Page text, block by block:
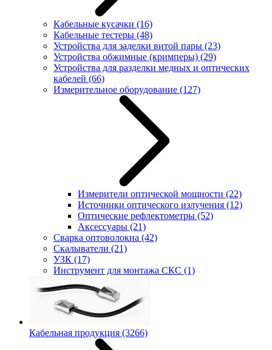
Кабельные кусачки (16)
Кабельные тестеры (48)
Устройства для заделки витой пары (23)
Устройства обжимные (кримперы) (29)
Устройства для разделки медных и оптических
кабелей (66)
Измерительное оборудование (127)
Измерители оптической мощности (22)
Источники оптического излучения (12)
Оптические рефлектометры (52)
Аксессуары (21)
Сварка оптоволокна (42)
Скалыватели (21)
УЗК (17)
Инструмент для монтажа СКС (1)
Кабельная продукция (3266)